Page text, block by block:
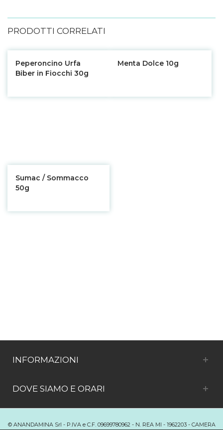
PRODOTTI CORRELATI
Peperoncino Urfa
Biber in Fiocchi 30g
Menta Dolce 10g
Sumac / Sommacco
50g
INFORMAZIONI
DOVE SIAMO E ORARI
© ANANDAMINA Srl - P.IVA e C.F. 09699780962 - N. REA MI - 1962203 - CAMERA